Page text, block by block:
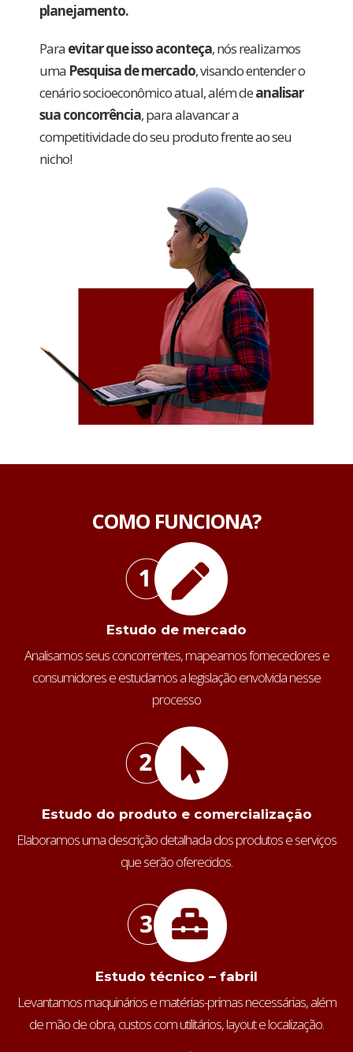
planejamento.
Para evitar que isso aconteça, nós realizamos
uma Pesquisa de mercado, visando entender o
cenário socioeconômico atual, além deanalisar
sua concorrência, para alavancar a
competitividade do seu produto frente ao seu
nicho!
COMO FUNCIONA?
Estudo de mercado
Analisamos seus concorrentes, mapeamos fornecedores e
consumidores e estudamos a legislação envolvida nesse
processo
Estudo do produto e comercialização
Elaboramos uma descrição detalhada dos produtos e serviços
que serão oferecidos.
Estudo técnico – fabril
Levantamos maquinários e matérias-primas necessárias, além
de mão de obra, custos com utilitários, layout e localização.